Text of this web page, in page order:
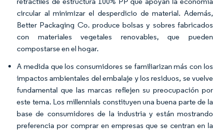
circular al minimizar el desperdicio de material. Además,
Better Packaging Co. produce bolsas y sobres fabricados
con materiales vegetales renovables, que pueden
compostarse en el hogar.
A medida que los consumidores se familiarizan más con los
impactos ambientales del embalaje y los residuos, se vuelve
fundamental que las marcas reflejen su preocupación por
este tema. Los millennials constituyen una buena parte de la
base de consumidores de la industria y están mostrando
preferencia por comprar en empresas que se centran en la